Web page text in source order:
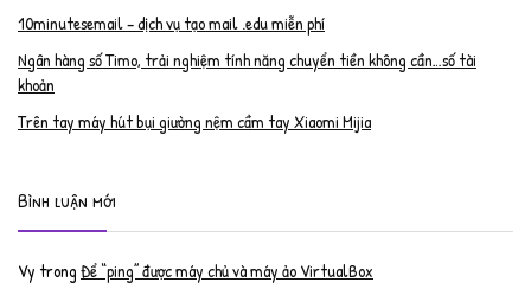
10minutesemail – dịch vụ tạo mail .edu miễn phí
Ngân hàng số Timo, trải nghiệm tính năng chuyển tiền không cần…số tài
khoản
Trên tay máy hút bụi giường nệm cầm tay Xiaomi Mijia
Bình luận mới
Vy trongĐể “ping” được máy chủ và máy ảo VirtualBox